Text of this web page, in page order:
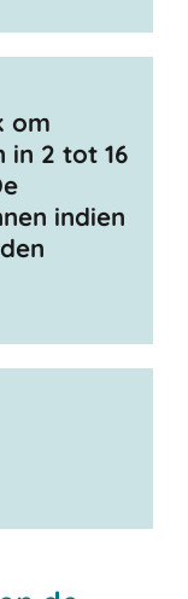
om
in 2 tot 16
indien